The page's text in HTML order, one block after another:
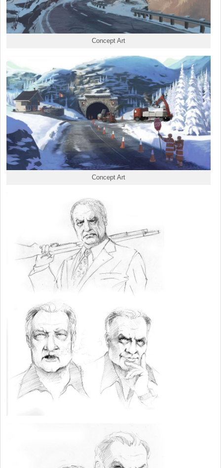
Concept Art
Concept Art